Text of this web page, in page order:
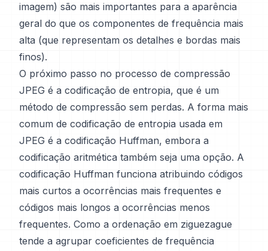
imagem) são mais importantes para a aparência
geral do que os componentes de frequência mais
alta (que representam os detalhes e bordas mais
finos).
O próximo passo no processo de compressão
JPEG é a codificação de entropia, que é um
método de compressão sem perdas. A forma mais
comum de codificação de entropia usada em
JPEG é a codificação Huffman, embora a
codificação aritmética também seja uma opção. A
codificação Huffman funciona atribuindo códigos
mais curtos a ocorrências mais frequentes e
códigos mais longos a ocorrências menos
frequentes. Como a ordenação em ziguezague
tende a agrupar coeficientes de frequência